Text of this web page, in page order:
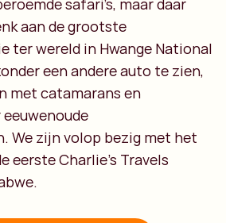
safari’s, maar daar
aan de grootste
ter wereld in Hwange National
een andere auto te zien,
met catamarans en
We zijn volop bezig met het
eerste Charlie’s Travels